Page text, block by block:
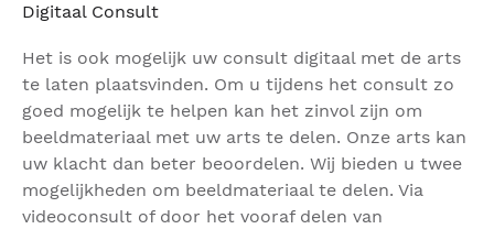
Digitaal Consult
Het is ook mogelijk uw consult digitaal met de arts
te laten plaatsvinden. Om u tijdens het consult zo
goed mogelijk te helpen kan het zinvol zijn om
beeldmateriaal met uw arts te delen. Onze arts kan
uw klacht dan beter beoordelen. Wij bieden u twee
mogelijkheden om beeldmateriaal te delen. Via
videoconsult of door het vooraf delen van